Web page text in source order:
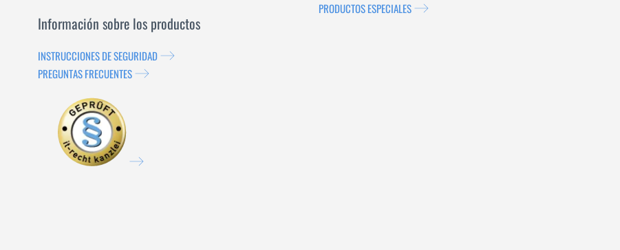
Información sobre los productos
INSTRUCCIONES DE SEGURIDAD
PREGUNTAS FRECUENTES
PRODUCTOS ESPECIALES